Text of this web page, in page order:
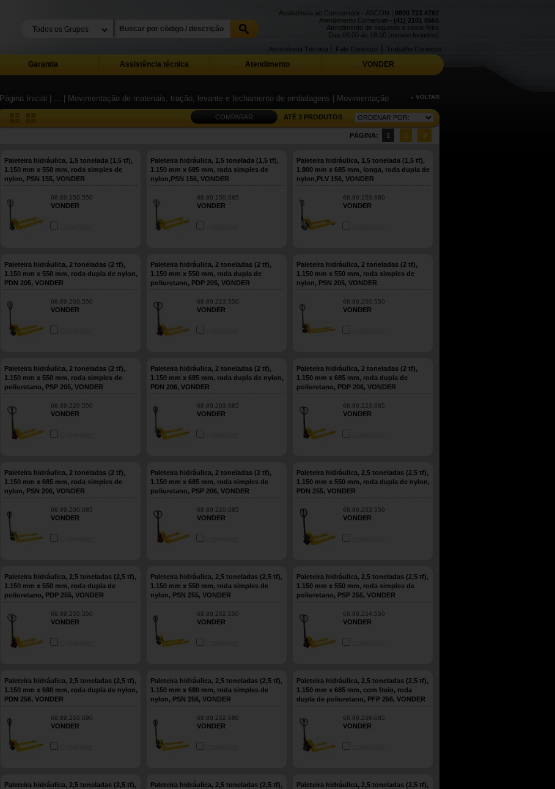
Assistência ao Consumidor - ASCON | 0800 723 4762
Atendimento Comercial - (41) 2101 0550
Atendimento de segunda a sexta-feira
Das 08:00 às 18:00 (exceto feriados)
Trabalhe Conosco
Fale Conosco
Assistência Técnica
Garantia Assistência técnica Atendimento VONDER
Página Inicial | ... | Movimentação de materiais, tração, levante e fechamento de embalagens | Movimentação « VOLTAR
COMPARAR ATÉ 3 PRODUTOS
PÁGINA: 1 2
Paleteira hidráulica, 1,5 tonelada (1,5 tf),
1.150 mm x 550 mm, roda simples de
nylon, PSN 155, VONDER
68.89.150.550
VONDER
Paleteira hidráulica, 1,5 tonelada (1,5 tf),
1.150 mm x 685 mm, roda simples de
nylon,PSN 156, VONDER
68.89.150.685
VONDER
Paleteira hidráulica, 1,5 tonelada (1,5 tf),
1.800 mm x 685 mm, longa, roda dupla de
nylon,PLV 156, VONDER
68.89.150.680
VONDER
Paleteira hidráulica, 2 toneladas (2 tf),
1.150 mm x 550 mm, roda dupla de nylon,
PDN 205, VONDER
68.89.203.550
VONDER
Paleteira hidráulica, 2 toneladas (2 tf),
1.150 mm x 550 mm, roda dupla de
poliuretano, PDP 205, VONDER
68.89.223.550
VONDER
Paleteira hidráulica, 2 toneladas (2 tf),
1.150 mm x 550 mm, roda simples de
nylon, PSN 205, VONDER
68.89.200.550
VONDER
Paleteira hidráulica, 2 toneladas (2 tf),
1.150 mm x 550 mm, roda simples de
poliuretano, PSP 205, VONDER
68.89.220.550
VONDER
Paleteira hidráulica, 2 toneladas (2 tf),
1.150 mm x 685 mm, roda dupla de nylon,
PDN 206, VONDER
68.89.203.685
VONDER
Paleteira hidráulica, 2 toneladas (2 tf),
1.150 mm x 685 mm, roda dupla de
poliuretano, PDP 206, VONDER
68.89.223.685
VONDER
Paleteira hidráulica, 2 toneladas (2 tf),
1.150 mm x 685 mm, roda simples de
nylon, PSN 206, VONDER
68.89.200.685
VONDER
Paleteira hidráulica, 2 toneladas (2 tf),
1.150 mm x 685 mm, roda simples de
poliuretano, PSP 206, VONDER
68.89.220.685
VONDER
Paleteira hidráulica, 2,5 toneladas (2,5 tf),
1.150 mm x 550 mm, roda dupla de nylon,
PDN 255, VONDER
68.89.253.550
VONDER
Paleteira hidráulica, 2,5 toneladas (2,5 tf),
1.150 mm x 550 mm, roda dupla de
poliuretano, PDP 255, VONDER
68.89.255.550
VONDER
Paleteira hidráulica, 2,5 toneladas (2,5 tf),
1.150 mm x 550 mm, roda simples de
nylon, PSN 255, VONDER
68.89.252.550
VONDER
Paleteira hidráulica, 2,5 toneladas (2,5 tf),
1.150 mm x 550 mm, roda simples de
poliuretano, PSP 255, VONDER
68.89.254.550
VONDER
Paleteira hidráulica, 2,5 toneladas (2,5 tf),
1.150 mm x 680 mm, roda dupla de nylon,
PDN 256, VONDER
68.89.253.680
VONDER
Paleteira hidráulica, 2,5 toneladas (2,5 tf),
1.150 mm x 680 mm, roda simples de
nylon, PSN 256, VONDER
68.89.252.680
VONDER
Paleteira hidráulica, 2,5 toneladas (2,5 tf),
1.150 mm x 685 mm, com freio, roda
dupla de poliuretano, PFP 256, VONDER
68.89.256.685
VONDER
Paleteira hidráulica, 2,5 toneladas (2,5 tf),
Paleteira hidráulica, 2,5 toneladas (2,5 tf),
Paleteira hidráulica, 2,5 toneladas (2,5 tf),